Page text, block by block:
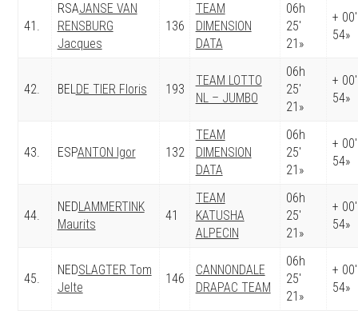
41.
RSAJANSE VAN
RENSBURG
Jacques
136
TEAM
DIMENSION
DATA
06h
25′
21»
+ 00′
54»
42. BELDE TIER Floris 193
TEAM LOTTO
NL – JUMBO
06h
25′
21»
+ 00′
54»
43. ESPANTON Igor 132
TEAM
DIMENSION
DATA
06h
25′
21»
+ 00′
54»
44.
NEDLAMMERTINK
Maurits
41
TEAM
KATUSHA
ALPECIN
06h
25′
21»
+ 00′
54»
45.
NEDSLAGTER Tom
Jelte
146
CANNONDALE
DRAPAC TEAM
06h
25′
21»
+ 00′
54»